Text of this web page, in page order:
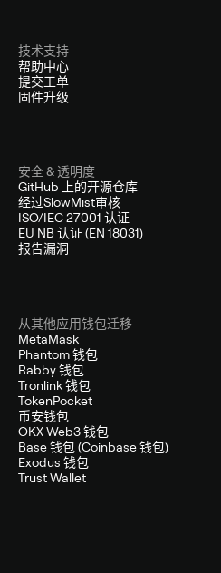
技术支持
帮助中心
提交工单
固件升级
安全 & 透明度
GitHub 上的开源仓库
经过SlowMist审核
ISO/IEC 27001 认证
EU NB 认证 (EN 18031)
报告漏洞
从其他应用钱包迁移
MetaMask
Phantom 钱包
Rabby 钱包
Tronlink 钱包
TokenPocket
币安钱包
OKX Web3 钱包
Base 钱包 (Coinbase 钱包)
Exodus 钱包
Trust Wallet